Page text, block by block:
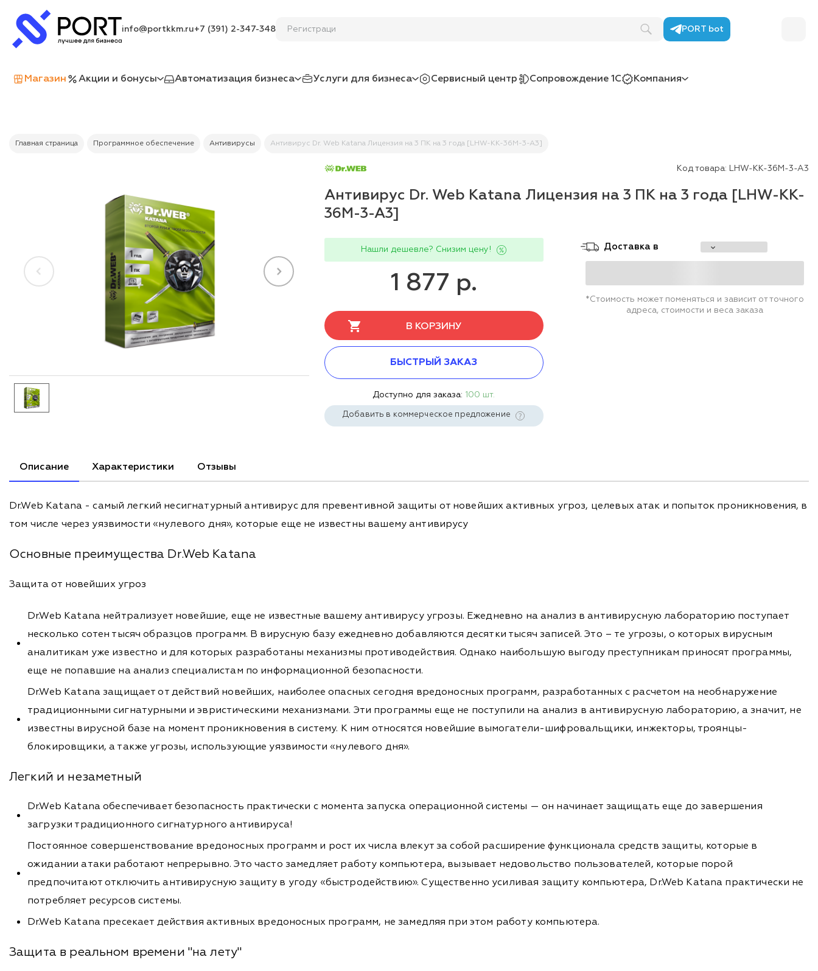
info@portkkm.ru+7 (391) 2-347-348 PORT bot
Магазин Акции и бонусы Автоматизация бизнеса Услуги для бизнеса Сервисный центр Сопровождение 1С Компания
Главная страница Программное обеспечение Антивирусы Антивирус Dr. Web Katana Лицензия на 3 ПК на 3 года [LHW-KK-36M-3-A3]
Код товара: LHW-KK-36M-3-A3
Антивирус Dr. Web Katana Лицензия на 3 ПК на 3 года [LHW-KK-
36M-3-A3]
Нашли дешевле? Снизим цену!
1 877 р.
В КОРЗИНУ
БЫСТРЫЙ ЗАКАЗ
Доступно для заказа: 100 шт.
Добавить в коммерческое предложение
Доставка в
*Стоимость может поменяться и зависит от точного
адреса, стоимости и веса заказа
Описание Характеристики Отзывы
Dr.Web Katana - самый легкий несигнатурный антивирус для превентивной защиты от новейших активных угроз, целевых атак и попыток проникновения, в
том числе через уязвимости «нулевого дня», которые еще не известны вашему антивирусу
Основные преимущества Dr.Web Katana
Защита от новейших угроз
Dr.Web Katana нейтрализует новейшие, еще не известные вашему антивирусу угрозы. Ежедневно на анализ в антивирусную лабораторию поступает
несколько сотен тысяч образцов программ. В вирусную базу ежедневно добавляются десятки тысяч записей. Это – те угрозы, о которых вирусным
аналитикам уже известно и для которых разработаны механизмы противодействия. Однако наибольшую выгоду преступникам приносят программы,
еще не попавшие на анализ специалистам по информационной безопасности.
Dr.Web Katana защищает от действий новейших, наиболее опасных сегодня вредоносных программ, разработанных с расчетом на необнаружение
традиционными сигнатурными и эвристическими механизмами. Эти программы еще не поступили на анализ в антивирусную лабораторию, а значит, не
известны вирусной базе на момент проникновения в систему. К ним относятся новейшие вымогатели-шифровальщики, инжекторы, троянцы-
блокировщики, а также угрозы, использующие уязвимости «нулевого дня».
Легкий и незаметный
Dr.Web Katana обеспечивает безопасность практически с момента запуска операционной системы — он начинает защищать еще до завершения
загрузки традиционного сигнатурного антивируса!
Постоянное совершенствование вредоносных программ и рост их числа влекут за собой расширение функционала средств защиты, которые в
ожидании атаки работают непрерывно. Это часто замедляет работу компьютера, вызывает недовольство пользователей, которые порой
предпочитают отключить антивирусную защиту в угоду «быстродействию». Существенно усиливая защиту компьютера, Dr.Web Katana практически не
потребляет ресурсов системы.
Dr.Web Katana пресекает действия активных вредоносных программ, не замедляя при этом работу компьютера.
Защита в реальном времени "на лету"